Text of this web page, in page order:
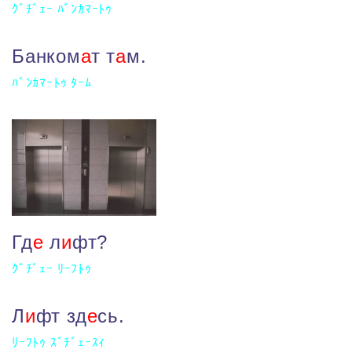
ｸﾞﾁﾞｪｰ ﾊﾞﾝｶﾏｰﾄｩ
Банкомат там.
ﾊﾞﾝｶﾏｰﾄｩ ﾀｰﾑ
Где лифт?
ｸﾞﾁﾞｪｰ ﾘｰﾌﾄｩ
Лифт здесь.
ﾘｰﾌﾄｩ ｽﾞﾁﾞｪｰｽｨ